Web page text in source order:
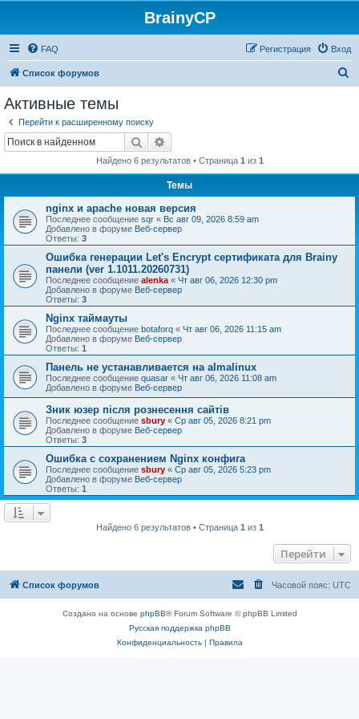
BrainyCP
FAQ Вход
Регистрация
Список форумов
Активные темы
Перейти к расширенному поиску
Поиск
Найдено 6 результатов • Страница 1 из 1
Темы
nginx и apache новая версия
Последнее сообщение sqr « Вс авг 09, 2026 8:59 am
Добавлено в форуме Веб-сервер
Ответы: 3
Ошибка генерации Let's Encrypt сертификата для Brainy
панели (ver 1.1011.20260731)
Последнее сообщение alenka « Чт авг 06, 2026 12:30 pm
Добавлено в форуме Веб-сервер
Ответы: 3
Nginx таймауты
Последнее сообщение botaforq « Чт авг 06, 2026 11:15 am
Добавлено в форуме Веб-сервер
Ответы: 1
Панель не устанавливается на almalinux
Последнее сообщение quasar « Чт авг 06, 2026 11:08 am
Добавлено в форуме Веб-сервер
Зник юзер після рознесення сайтів
Последнее сообщение sbury « Ср авг 05, 2026 8:21 pm
Добавлено в форуме Веб-сервер
Ответы: 3
Ошибка с сохранением Nginx конфига
Последнее сообщение sbury « Ср авг 05, 2026 5:23 pm
Добавлено в форуме Веб-сервер
Ответы: 1
Найдено 6 результатов • Страница 1 из 1
Перейти
Список форумов Часовой пояс: UTC
Создано на основе phpBB® Forum Software © phpBB Limited
Русская поддержка phpBB
Конфиденциальность| Правила